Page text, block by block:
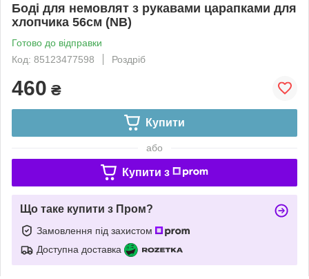
Боді для немовлят з рукавами царапками для
хлопчика 56см (NB)
Готово до відправки
Код: 85123477598
Роздріб
460 ₴
Купити
або
Купити з
Що таке купити з Пром?
Замовлення під захистом
Доступна доставка